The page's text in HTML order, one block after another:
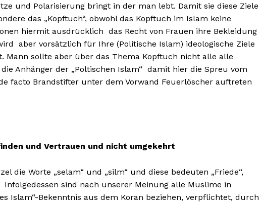
und Polarisierung bringt in der man lebt. Damit sie diese Ziele
das „Kopftuch“, obwohl das Kopftuch im Islam keine
hiermit ausdrücklich das Recht von Frauen ihre Bekleidung
aber vorsätzlich für Ihre (Politische Islam) ideologische Ziele
sollte aber über das Thema Kopftuch nicht alle alle
Anhänger der „Poltischen Islam“ damit hier die Spreu vom
facto Brandstifter unter dem Vorwand Feuerlöscher auftreten
und Vertrauen und nicht umgekehrt
die Worte „selam“ und „silm“ und diese bedeuten „Friede“,
Infolgedessen sind nach unserer Meinung alle Muslime in
Islam“-Bekenntnis aus dem Koran beziehen, verpflichtet, durch